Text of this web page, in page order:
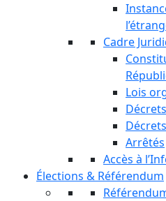
Cadre
Lois
Décrets
Arrêtés
Accès à
Élections & Référendum